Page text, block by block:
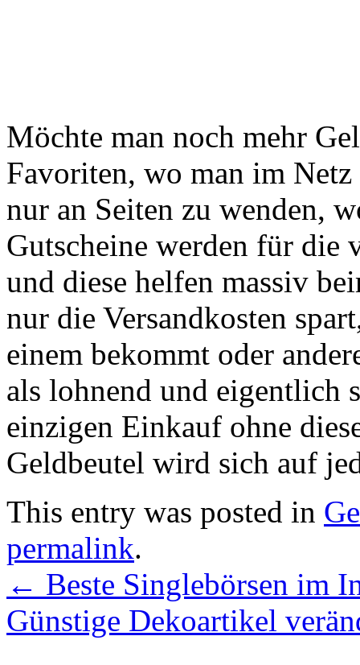
Möchte man noch mehr
Favoriten, wo man im
nur an Seiten zu wenden,
Gutscheine werden für die
und diese helfen massiv
nur die Versandkosten
einem bekommt oder
als lohnend und eigentlich
einzigen Einkauf ohne
Geldbeutel wird sich auf
This entry was posted in
permalink.
← Beste Singlebörsen im
Günstige Dekoartikel